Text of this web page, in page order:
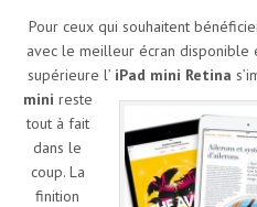
Pour ceux qui souhaitent
avec le meilleur écran disponible
supérieure l’ iPad mini Retina
mini reste
tout à fait
dans le
coup. La
finition